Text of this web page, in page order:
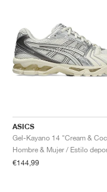
ASICS
€144,99